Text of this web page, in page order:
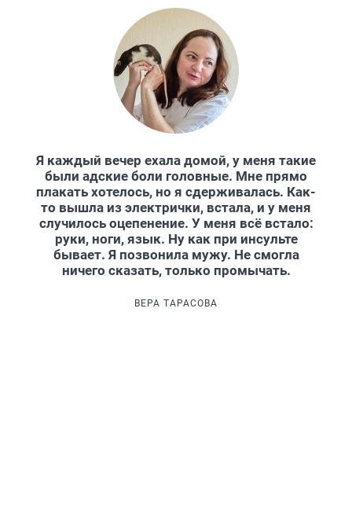
Я каждый вечер ехала домой, у меня такие
были адские боли головные. Мне прямо
плакать хотелось, но я сдерживалась. Как-
то вышла из электрички, встала, и у меня
случилось оцепенение. У меня всё встало:
руки, ноги, язык. Ну как при инсульте
бывает. Я позвонила мужу. Не смогла
ничего сказать, только промычать.
ВЕРА ТАРАСОВА